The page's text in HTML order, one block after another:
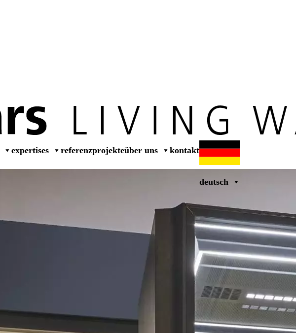
expertises referenzprojekteüber uns kontakt
deutsch